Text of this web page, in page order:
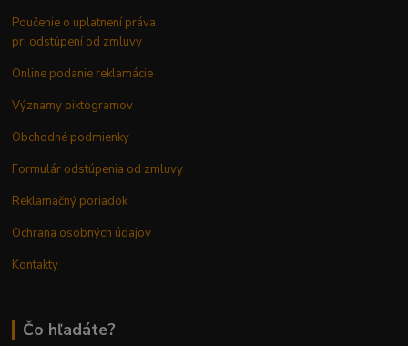
Poučenie o uplatnení práva
pri odstúpení od zmluvy
Online podanie reklamácie
Významy piktogramov
Obchodné podmienky
Formulár odstúpenia od zmluvy
Reklamačný poriadok
Ochrana osobných údajov
Kontakty
Čo hľadáte?